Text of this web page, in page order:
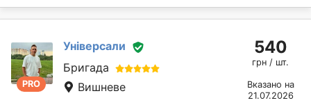
PRO
Універсали
Бригада
Вишневе
540
грн / шт.
Вказано на
21.07.2026